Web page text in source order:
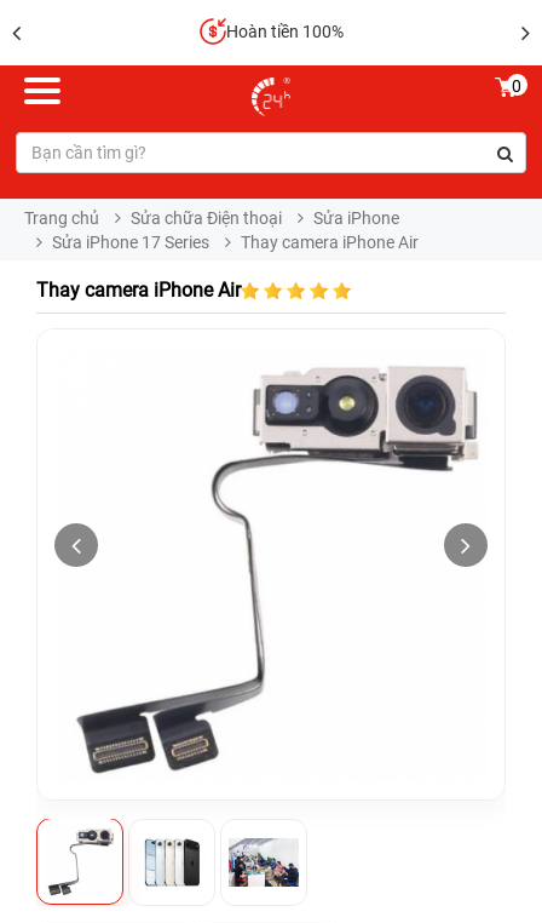
Hoàn tiền 100%
0
Trang chủ Sửa chữa Điện thoại
Sửa iPhone
Sửa iPhone 17 Series
Thay camera iPhone Air
Thay camera iPhone Air